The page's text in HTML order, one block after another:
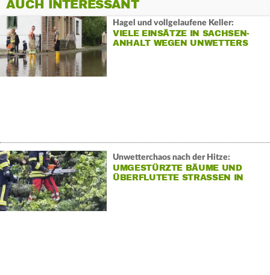
AUCH INTERESSANT
Hagel und vollgelaufene Keller:
VIELE EINSÄTZE IN SACHSEN-
ANHALT WEGEN UNWETTERS
Unwetterchaos nach der Hitze:
UMGESTÜRZTE BÄUME UND
ÜBERFLUTETE STRASSEN IN B